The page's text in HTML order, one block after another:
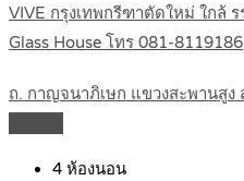
VIVE กรุงเทพกรีฑาตัดใหม่ ใกล้
Glass House โทร 081-8119186
ถ. กาญจนาภิเษก แขวงสะพานสูง
4 ห้องนอน